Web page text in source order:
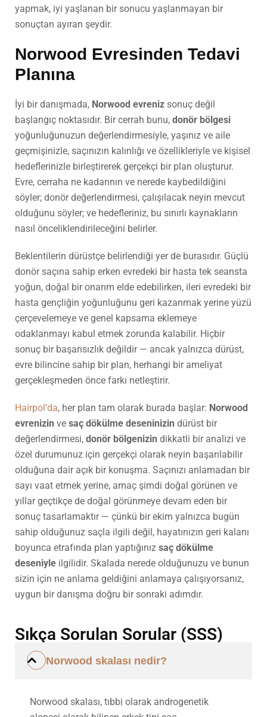
yapmak, iyi yaşlanan bir sonucu yaşlanmayan bir
sonuçtan ayıran şeydir.
Norwood Evresinden Tedavi
Planına
İyi bir danışmada, Norwood evreniz sonuç değil
başlangıç noktasıdır. Bir cerrah bunu, donör bölgesi
yoğunluğunuzun değerlendirmesiyle, yaşınız ve aile
geçmişinizle, saçınızın kalınlığı ve özellikleriyle ve kişisel
hedeflerinizle birleştirerek gerçekçi bir plan oluşturur.
Evre, cerraha ne kadarının ve nerede kaybedildiğini
söyler; donör değerlendirmesi, çalışılacak neyin mevcut
olduğunu söyler; ve hedefleriniz, bu sınırlı kaynakların
nasıl önceliklendirileceğini belirler.
Beklentilerin dürüstçe belirlendiği yer de burasıdır. Güçlü
donör saçına sahip erken evredeki bir hasta tek seansta
yoğun, doğal bir onarım elde edebilirken, ileri evredeki bir
hasta gençliğin yoğunluğunu geri kazanmak yerine yüzü
çerçevelemeye ve genel kapsama eklemeye
odaklanmayı kabul etmek zorunda kalabilir. Hiçbir
sonuç bir başarısızlık değildir — ancak yalnızca dürüst,
evre bilincine sahip bir plan, herhangi bir ameliyat
gerçekleşmeden önce farkı netleştirir.
Hairpol’da, her plan tam olarak burada başlar: Norwood
evrenizin ve saç dökülme deseninizin dürüst bir
değerlendirmesi, donör bölgenizin dikkatli bir analizi ve
özel durumunuz için gerçekçi olarak neyin başarılabilir
olduğuna dair açık bir konuşma. Saçınızı anlamadan bir
sayı vaat etmek yerine, amaç şimdi doğal görünen ve
yıllar geçtikçe de doğal görünmeye devam eden bir
sonuç tasarlamaktır — çünkü bir ekim yalnızca bugün
sahip olduğunuz saçla ilgili değil, hayatınızın geri kalanı
boyunca etrafında plan yaptığınız saç dökülme
deseniyle ilgilidir. Skalada nerede olduğunuzu ve bunun
sizin için ne anlama geldiğini anlamaya çalışıyorsanız,
uygun bir danışma doğru bir sonraki adımdır.
Sıkça Sorulan Sorular (SSS)
Norwood skalası nedir?
Norwood skalası, tıbbi olarak androgenetik